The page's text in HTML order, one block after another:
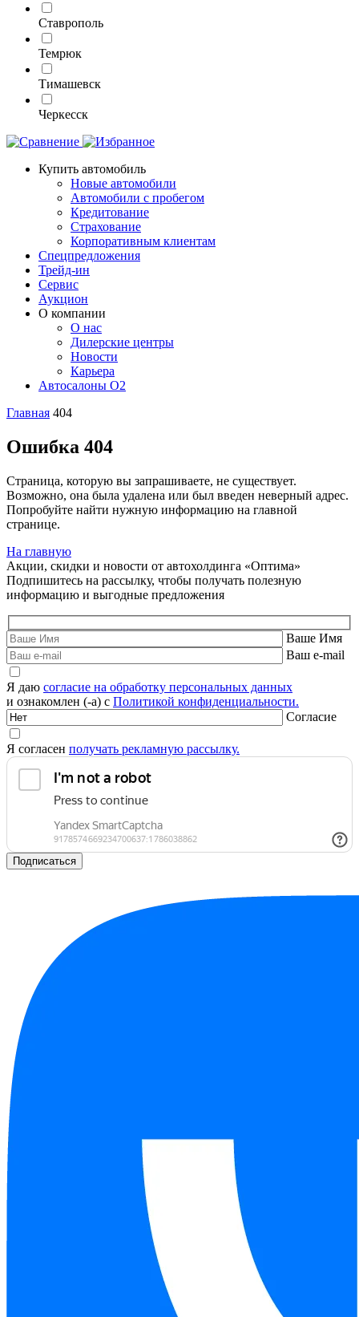
Ставрополь
Темрюк
Тимашевск
Черкесск
Купить автомобиль
Новые автомобили
Автомобили с пробегом
Кредитование
Страхование
Корпоративным клиентам
Спецпредложения
Трейд-ин
Сервис
Аукцион
О компании
О нас
Дилерские центры
Новости
Карьера
Автосалоны O2
Главная 404
Ошибка 404
Страница, которую вы запрашиваете, не существует.
Возможно, она была удалена или был введен неверный адрес.
Попробуйте найти нужную информацию на главной
странице.
На главную
Акции, скидки и новости от автохолдинга «Оптима»
Подпишитесь на рассылку, чтобы получать полезную
информацию и выгодные предложения
Ваше Имя
Ваш e-mail
Я даю согласие на обработку персональных данных
и ознакомлен (-а) с Политикой конфиденциальности.
Согласие
Я согласен получать рекламную рассылку.